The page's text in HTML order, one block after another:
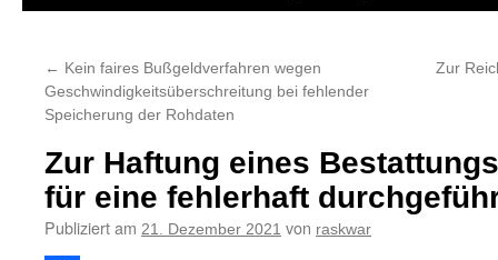
springen
← Kein faires Bußgeldverfahren wegen
Geschwindigkeitsüberschreitung bei fehlender
Speicherung der Rohdaten
Zur
Zur Haftung eines
für eine fehlerhaft
Publiziert am 21. Dezember 2021 von raskwar